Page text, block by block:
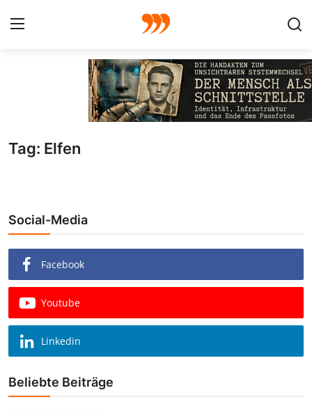
Galerie
Redaktion
Beiträge
Vorproduktion
Tag: Elfen
Social-Media
Facebook
Youtube
Linkedin
Beliebte Beiträge